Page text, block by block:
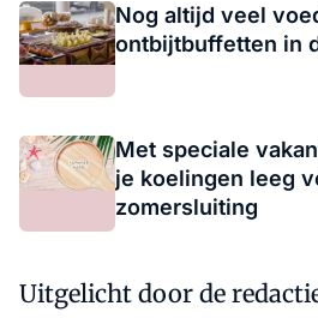
Nog altijd veel
ontbijtbuffetten in
Met speciale
je koelingen leeg
zomersluiting
Uitgelicht door de